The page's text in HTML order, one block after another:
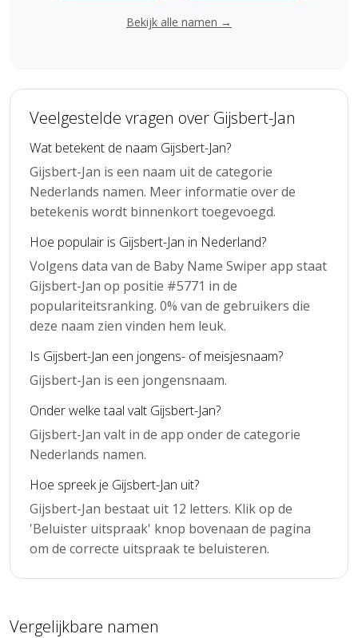
Bekijk alle namen →
Veelgestelde vragen over Gijsbert-Jan
Wat betekent de naam Gijsbert-Jan?
Gijsbert-Jan is een naam uit de categorie
Nederlands namen. Meer informatie over de
betekenis wordt binnenkort toegevoegd.
Hoe populair is Gijsbert-Jan in Nederland?
Volgens data van de Baby Name Swiper app staat
Gijsbert-Jan op positie #5771 in de
populariteitsranking. 0% van de gebruikers die
deze naam zien vinden hem leuk.
Is Gijsbert-Jan een jongens- of meisjesnaam?
Gijsbert-Jan is een jongensnaam.
Onder welke taal valt Gijsbert-Jan?
Gijsbert-Jan valt in de app onder de categorie
Nederlands namen.
Hoe spreek je Gijsbert-Jan uit?
Gijsbert-Jan bestaat uit 12 letters. Klik op de
'Beluister uitspraak' knop bovenaan de pagina
om de correcte uitspraak te beluisteren.
Vergelijkbare namen